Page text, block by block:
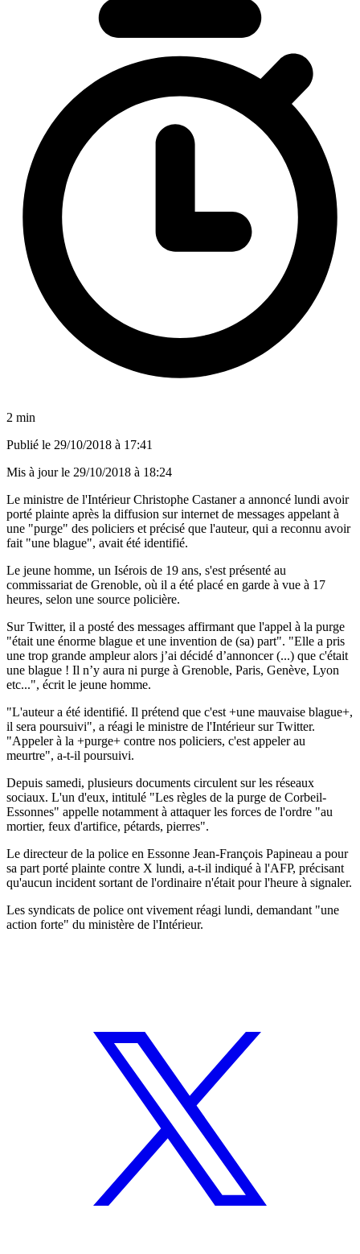
2 min
Publié le 29/10/2018 à 17:41
Mis à jour le 29/10/2018 à 18:24
Le ministre de l'Intérieur Christophe Castaner a annoncé lundi avoir
porté plainte après la diffusion sur internet de messages appelant à
une "purge" des policiers et précisé que l'auteur, qui a reconnu avoir
fait "une blague", avait été identifié.
Le jeune homme, un Isérois de 19 ans, s'est présenté au
commissariat de Grenoble, où il a été placé en garde à vue à 17
heures, selon une source policière.
Sur Twitter, il a posté des messages affirmant que l'appel à la purge
"était une énorme blague et une invention de (sa) part". "Elle a pris
une trop grande ampleur alors j’ai décidé d’annoncer (...) que c'était
une blague ! Il n’y aura ni purge à Grenoble, Paris, Genève, Lyon
etc...", écrit le jeune homme.
"L'auteur a été identifié. Il prétend que c'est +une mauvaise blague+,
il sera poursuivi", a réagi le ministre de l'Intérieur sur Twitter.
"Appeler à la +purge+ contre nos policiers, c'est appeler au
meurtre", a-t-il poursuivi.
Depuis samedi, plusieurs documents circulent sur les réseaux
sociaux. L'un d'eux, intitulé "Les règles de la purge de Corbeil-
Essonnes" appelle notamment à attaquer les forces de l'ordre "au
mortier, feux d'artifice, pétards, pierres".
Le directeur de la police en Essonne Jean-François Papineau a pour
sa part porté plainte contre X lundi, a-t-il indiqué à l'AFP, précisant
qu'aucun incident sortant de l'ordinaire n'était pour l'heure à signaler.
Les syndicats de police ont vivement réagi lundi, demandant "une
action forte" du ministère de l'Intérieur.